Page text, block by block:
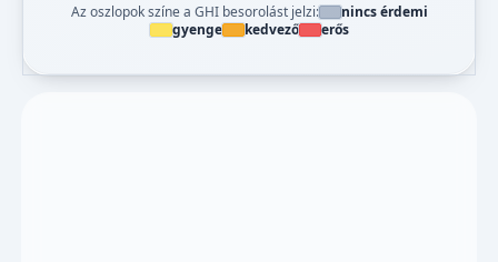
Az oszlopok színe a GHI besorolást jelzi:
nincs érdemi
gyenge
kedvező erős